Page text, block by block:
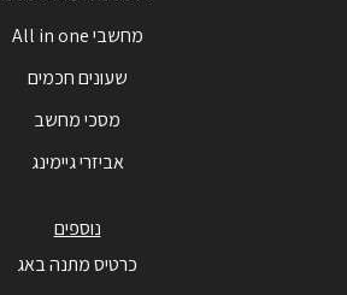
מחשבי All in one
שעונים חכמים
מסכי מחשב
אביזרי גיימינג
נוספים
כרטיס מתנה באג